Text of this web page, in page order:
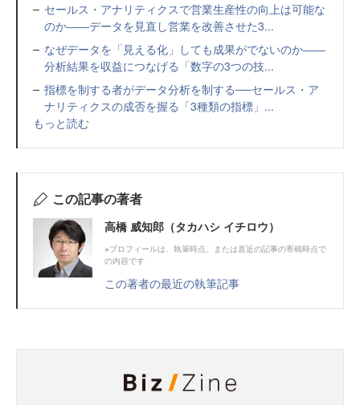
セールス・アナリティクスで営業生産性の向上は可能な
のか――データを見直し営業を改善させた3...
なぜデータを「見える化」しても成果がでないのか――
分析結果を収益につなげる「数字の3つの技...
指標を制する者がデータ分析を制する──セールス・ア
ナリティクスの成否を握る「3種類の指標」...
もっと読む
この記事の著者
高橋 威知郎（タカハシ イチロウ）
※プロフィールは、執筆時点、または直近の記事の寄稿時点で
の内容です
この著者の最近の執筆記事